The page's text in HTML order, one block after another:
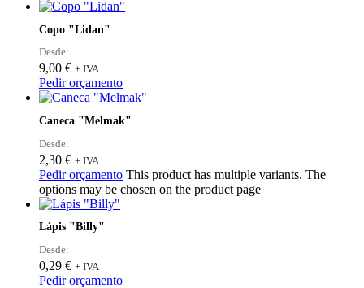
Copo "Lidan"
Desde:
9,00 € + IVA
Pedir orçamento
Caneca "Melmak"
Desde:
2,30 € + IVA
Pedir orçamento This product has multiple variants. The
options may be chosen on the product page
Lápis "Billy"
Desde:
0,29 € + IVA
Pedir orçamento